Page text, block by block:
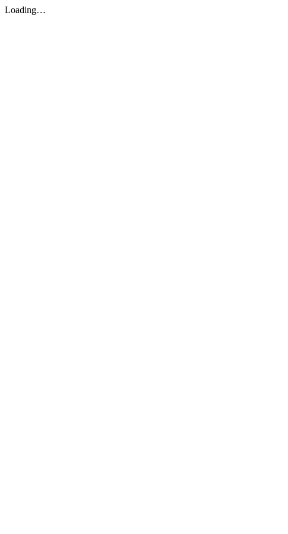
Loading…